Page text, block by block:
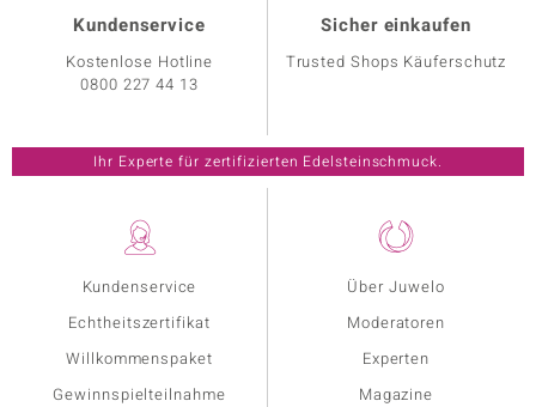
Kundenservice
Echtheitszertifikat
Willkommenspaket
Gewinnspielteilnahme
Über Juwelo
Moderatoren
Experten
Magazine
Kundenservice
Kostenlose Hotline
0800 227 44 13
Sicher einkaufen
Trusted Shops Käuferschutz
Ihr Experte für zertifizierten Edelsteinschmuck.